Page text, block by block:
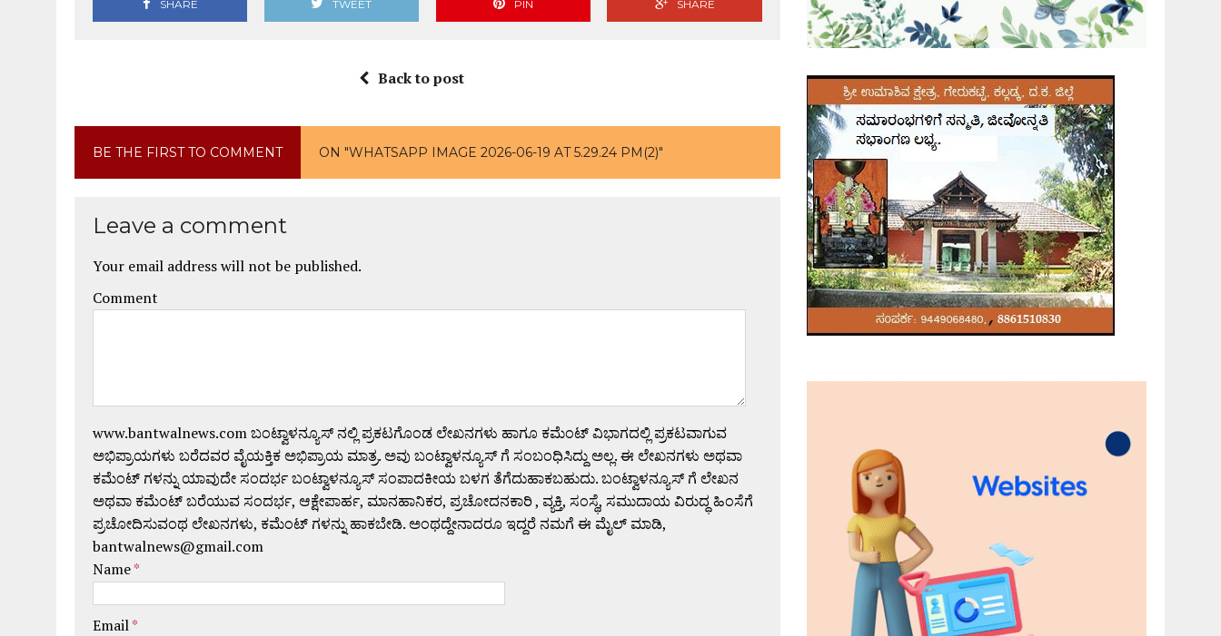
SHARE TWEET PIN SHARE
Back to post
BE THE FIRST TO COMMENT ON "WHATSAPP IMAGE 2026-06-19 AT 5.29.24 PM(2)"
Leave a comment
Your email address will not be published.
Comment
www.bantwalnews.com ಬಂಟ್ವಾಳನ್ಯೂಸ್ ನಲ್ಲಿ ಪ್ರಕಟಗೊಂಡ ಲೇಖನಗಳು ಹಾಗೂ ಕಮೆಂಟ್ ವಿಭಾಗದಲ್ಲಿ ಪ್ರಕಟವಾಗುವ
ಅಭಿಪ್ರಾಯಗಳು ಬರೆದವರ ವೈಯಕ್ತಿಕ ಅಭಿಪ್ರಾಯ ಮಾತ್ರ. ಅವು ಬಂಟ್ವಾಳನ್ಯೂಸ್ ಗೆ ಸಂಬಂಧಿಸಿದ್ದು ಅಲ್ಲ. ಈ ಲೇಖನಗಳು ಅಥವಾ
ಕಮೆಂಟ್ ಗಳನ್ನು ಯಾವುದೇ ಸಂದರ್ಭ ಬಂಟ್ವಾಳನ್ಯೂಸ್ ಸಂಪಾದಕೀಯ ಬಳಗ ತೆಗೆದುಹಾಕಬಹುದು. ಬಂಟ್ವಾಳನ್ಯೂಸ್ ಗೆ ಲೇಖನ
ಅಥವಾ ಕಮೆಂಟ್ ಬರೆಯುವ ಸಂದರ್ಭ, ಆಕ್ಷೇಪಾರ್ಹ, ಮಾನಹಾನಿಕರ, ಪ್ರಚೋದನಕಾರಿ , ವ್ಯಕ್ತಿ, ಸಂಸ್ಥೆ, ಸಮುದಾಯ ವಿರುದ್ಧ ಹಿಂಸೆಗೆ
ಪ್ರಚೋದಿಸುವಂಥ ಲೇಖನಗಳು, ಕಮೆಂಟ್ ಗಳನ್ನು ಹಾಕಬೇಡಿ. ಅಂಥದ್ದೇನಾದರೂ ಇದ್ದರೆ ನಮಗೆ ಈ ಮೈಲ್ ಮಾಡಿ,
bantwalnews@gmail.com
Name*
Email*